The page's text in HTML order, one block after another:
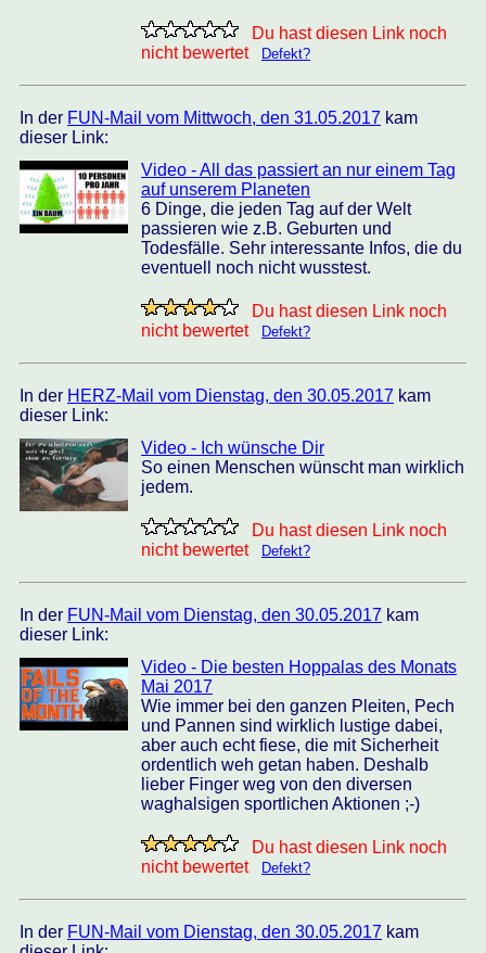
Du hast diesen Link noch
nicht bewertet
Defekt?
In der FUN-Mail vom Mittwoch, den 31.05.2017 kam
dieser Link:
Video - All das passiert an nur einem Tag
auf unserem Planeten
6 Dinge, die jeden Tag auf der Welt
passieren wie z.B. Geburten und
Todesfälle. Sehr interessante Infos, die du
eventuell noch nicht wusstest.
Du hast diesen Link noch
nicht bewertet
Defekt?
In der HERZ-Mail vom Dienstag, den 30.05.2017 kam
dieser Link:
Video - Ich wünsche Dir
So einen Menschen wünscht man wirklich
jedem.
Du hast diesen Link noch
nicht bewertet
Defekt?
In der FUN-Mail vom Dienstag, den 30.05.2017 kam
dieser Link:
Video - Die besten Hoppalas des Monats
Mai 2017
Wie immer bei den ganzen Pleiten, Pech
und Pannen sind wirklich lustige dabei,
aber auch echt fiese, die mit Sicherheit
ordentlich weh getan haben. Deshalb
lieber Finger weg von den diversen
waghalsigen sportlichen Aktionen ;-)
Du hast diesen Link noch
nicht bewertet
Defekt?
In der FUN-Mail vom Dienstag, den 30.05.2017 kam